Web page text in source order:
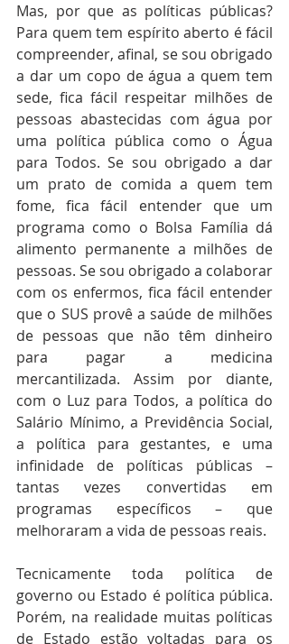
Mas, por que as políticas públicas?
Para quem tem espírito aberto é fácil
compreender, afinal, se sou obrigado
a dar um copo de água a quem tem
sede, fica fácil respeitar milhões de
pessoas abastecidas com água por
uma política pública como o Água
para Todos. Se sou obrigado a dar
um prato de comida a quem tem
fome, fica fácil entender que um
programa como o Bolsa Família dá
alimento permanente a milhões de
pessoas. Se sou obrigado a colaborar
com os enfermos, fica fácil entender
que o SUS provê a saúde de milhões
de pessoas que não têm dinheiro
para pagar a medicina
mercantilizada. Assim por diante,
com o Luz para Todos, a política do
Salário Mínimo, a Previdência Social,
a política para gestantes, e uma
infinidade de políticas públicas –
tantas vezes convertidas em
programas específicos – que
melhoraram a vida de pessoas reais.
Tecnicamente toda política de
governo ou Estado é política pública.
Porém, na realidade muitas políticas
de Estado estão voltadas para os